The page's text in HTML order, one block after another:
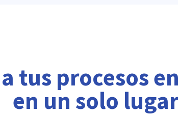
tus procesos
en un solo lugar